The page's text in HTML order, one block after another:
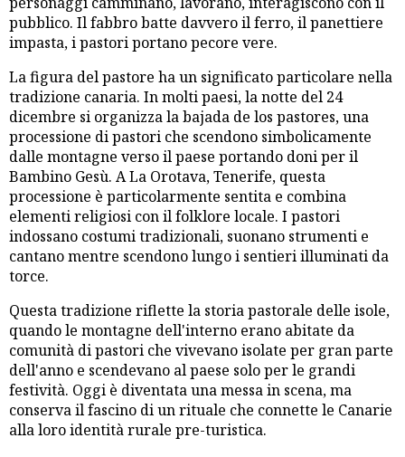
pubblico. Il fabbro batte davvero il ferro, il panettiere
impasta, i pastori portano pecore vere.
La figura del pastore ha un significato particolare nella
tradizione canaria. In molti paesi, la notte del 24
dicembre si organizza la bajada de los pastores, una
processione di pastori che scendono simbolicamente
dalle montagne verso il paese portando doni per il
Bambino Gesù. A La Orotava, Tenerife, questa
processione è particolarmente sentita e combina
elementi religiosi con il folklore locale. I pastori
indossano costumi tradizionali, suonano strumenti e
cantano mentre scendono lungo i sentieri illuminati da
torce.
Questa tradizione riflette la storia pastorale delle isole,
quando le montagne dell'interno erano abitate da
comunità di pastori che vivevano isolate per gran parte
dell'anno e scendevano al paese solo per le grandi
festività. Oggi è diventata una messa in scena, ma
conserva il fascino di un rituale che connette le Canarie
alla loro identità rurale pre-turistica.